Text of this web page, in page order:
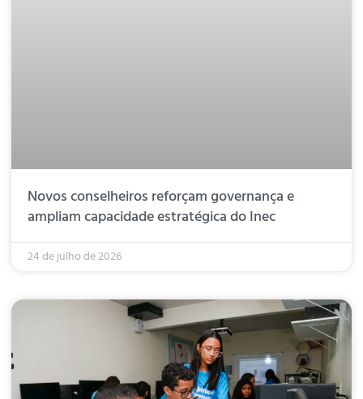
Novos conselheiros reforçam governança e
ampliam capacidade estratégica do Inec
24 de julho de 2026